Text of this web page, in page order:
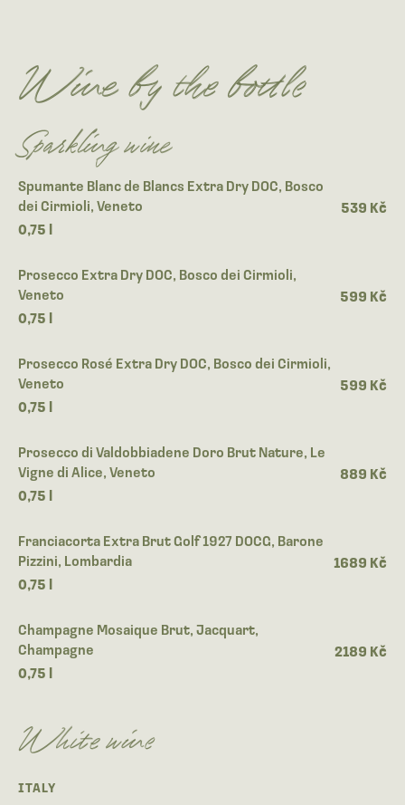
Wine by the bottle
Sparkling wine
Spumante Blanc de Blancs Extra Dry DOC, Bosco
dei Cirmioli, Veneto
0,75 l
539 Kč
Prosecco Extra Dry DOC, Bosco dei Cirmioli,
Veneto
0,75 l
599 Kč
Prosecco Rosé Extra Dry DOC, Bosco dei Cirmioli,
Veneto
0,75 l
599 Kč
Prosecco di Valdobbiadene Doro Brut Nature, Le
Vigne di Alice, Veneto
0,75 l
889 Kč
Franciacorta Extra Brut Golf 1927 DOCG, Barone
Pizzini, Lombardia
0,75 l
1689 Kč
Champagne Mosaique Brut, Jacquart,
Champagne
0,75 l
2189 Kč
White wine
ITALY